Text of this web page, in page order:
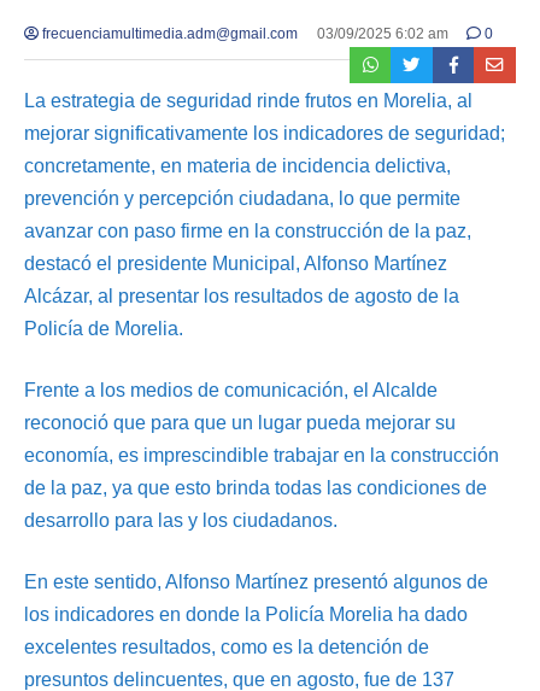
frecuenciamultimedia.adm@gmail.com 03/09/2025 6:02 am 0
La estrategia de seguridad rinde frutos en Morelia, al
mejorar significativamente los indicadores de seguridad;
concretamente, en materia de incidencia delictiva,
prevención y percepción ciudadana, lo que permite
avanzar con paso firme en la construcción de la paz,
destacó el presidente Municipal, Alfonso Martínez
Alcázar, al presentar los resultados de agosto de la
Policía de Morelia.
Frente a los medios de comunicación, el Alcalde
reconoció que para que un lugar pueda mejorar su
economía, es imprescindible trabajar en la construcción
de la paz, ya que esto brinda todas las condiciones de
desarrollo para las y los ciudadanos.
En este sentido, Alfonso Martínez presentó algunos de
los indicadores en donde la Policía Morelia ha dado
excelentes resultados, como es la detención de
presuntos delincuentes, que en agosto, fue de 137